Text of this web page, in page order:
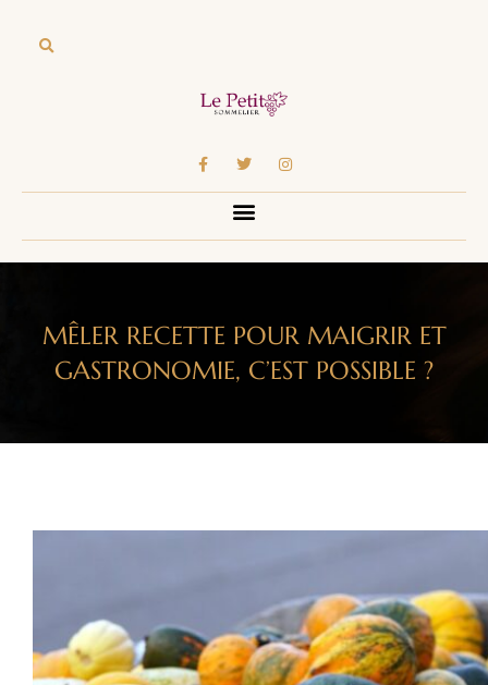
MÊLER RECETTE POUR MAIGRIR ET
GASTRONOMIE, C’EST POSSIBLE ?